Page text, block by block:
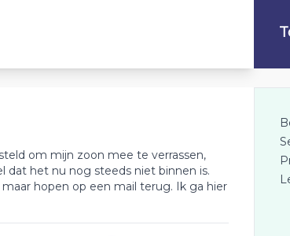
om mijn zoon mee te verrassen,
dat het nu nog steeds niet binnen is.
hopen op een mail terug. Ik ga hier